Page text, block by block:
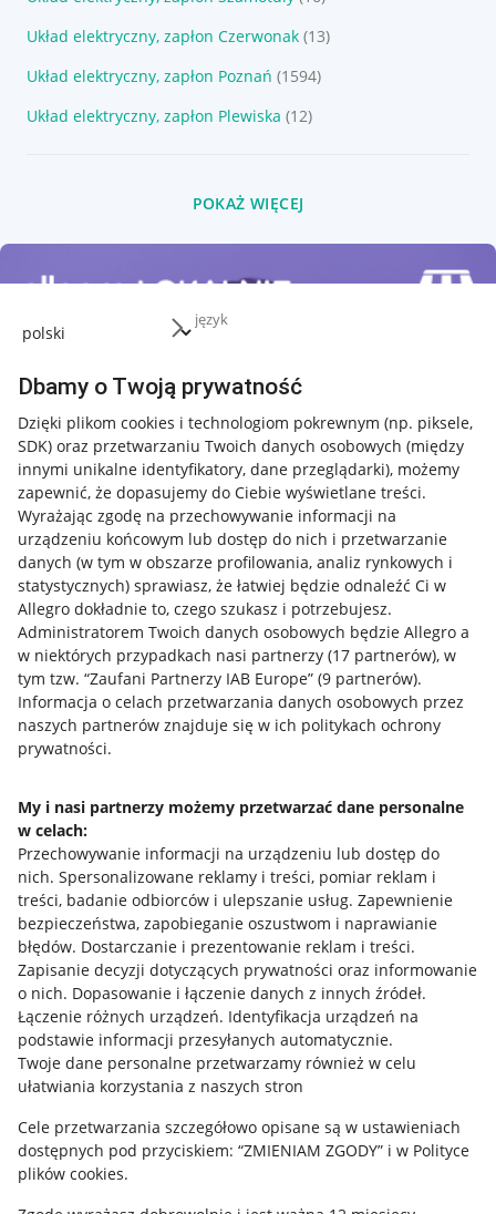
język
Dbamy o Twoją prywatność
Dzięki plikom cookies i technologiom pokrewnym (np. piksele,
SDK) oraz przetwarzaniu Twoich danych osobowych (między
innymi unikalne identyfikatory, dane przeglądarki), możemy
zapewnić, że dopasujemy do Ciebie wyświetlane treści.
Wyrażając zgodę na przechowywanie informacji na
urządzeniu końcowym lub dostęp do nich i przetwarzanie
danych (w tym w obszarze profilowania, analiz rynkowych i
statystycznych) sprawiasz, że łatwiej będzie odnaleźć Ci w
Allegro dokładnie to, czego szukasz i potrzebujesz.
Administratorem Twoich danych osobowych będzie Allegro a
w niektórych przypadkach nasi partnerzy (17 partnerów), w
tym tzw. “Zaufani Partnerzy IAB Europe” (9 partnerów).
Informacja o celach przetwarzania danych osobowych przez
naszych partnerów znajduje się w ich politykach ochrony
prywatności.
My i nasi partnerzy możemy przetwarzać dane personalne
w celach:
Przechowywanie informacji na urządzeniu lub dostęp do
nich. Spersonalizowane reklamy i treści, pomiar reklam i
treści, badanie odbiorców i ulepszanie usług. Zapewnienie
bezpieczeństwa, zapobieganie oszustwom i naprawianie
błędów. Dostarczanie i prezentowanie reklam i treści.
Zapisanie decyzji dotyczących prywatności oraz informowanie
o nich. Dopasowanie i łączenie danych z innych źródeł.
Łączenie różnych urządzeń. Identyfikacja urządzeń na
podstawie informacji przesyłanych automatycznie.
Twoje dane personalne przetwarzamy również w celu
ułatwiania korzystania z naszych stron
Cele przetwarzania szczegółowo opisane są w ustawieniach
dostępnych pod przyciskiem: “ZMIENIAM ZGODY” i w Polityce
plików cookies.
Układ elektryczny, zapłon Czerwonak (13)
Układ elektryczny, zapłon Poznań (1594)
Układ elektryczny, zapłon Plewiska (12)
POKAŻ WIĘCEJ
Przydatne informacje
Jak to działa
Allegro Gadane dla sprzedających
Allegro Gadane dla kupujących
Mapa miejscowości
Informacje prawne
Regulamin
Polityka plików "cookies"
Ustawienia plików "cookies"
Udostępnianie lokalizacji
Informacje dla Aktu o Usługach Cyfrowych